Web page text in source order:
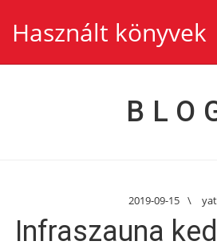
Használt könyvek
2019-09-15 \
Infraszauna